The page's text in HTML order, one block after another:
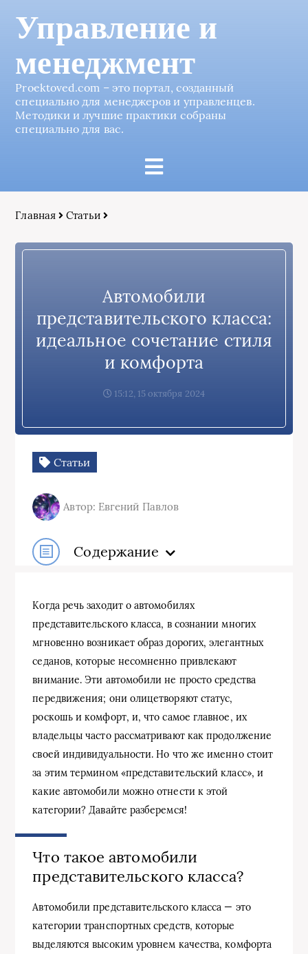
Управление и
менеджмент
Proektoved.com – это портал, созданный
специально для менеджеров и управленцев.
Методики и лучшие практики собраны
специально для вас.
Главная Статьи
Автомобили
представительского класса:
идеальное сочетание стиля
и комфорта
15:12, 15 октября 2024
Статьи
Автор: Евгений Павлов
Содержание
Когда речь заходит о автомобилях
представительского класса, в сознании многих
мгновенно возникает образ дорогих, элегантных
седанов, которые несомненно привлекают
внимание. Эти автомобили не просто средства
передвижения; они олицетворяют статус,
роскошь и комфорт, и, что самое главное, их
владельцы часто рассматривают как продолжение
своей индивидуальности. Но что же именно стоит
за этим термином «представительский класс», и
какие автомобили можно отнести к этой
категории? Давайте разберемся!
Что такое автомобили
представительского класса?
Автомобили представительского класса — это
категории транспортных средств, которые
выделяются высоким уровнем качества, комфорта